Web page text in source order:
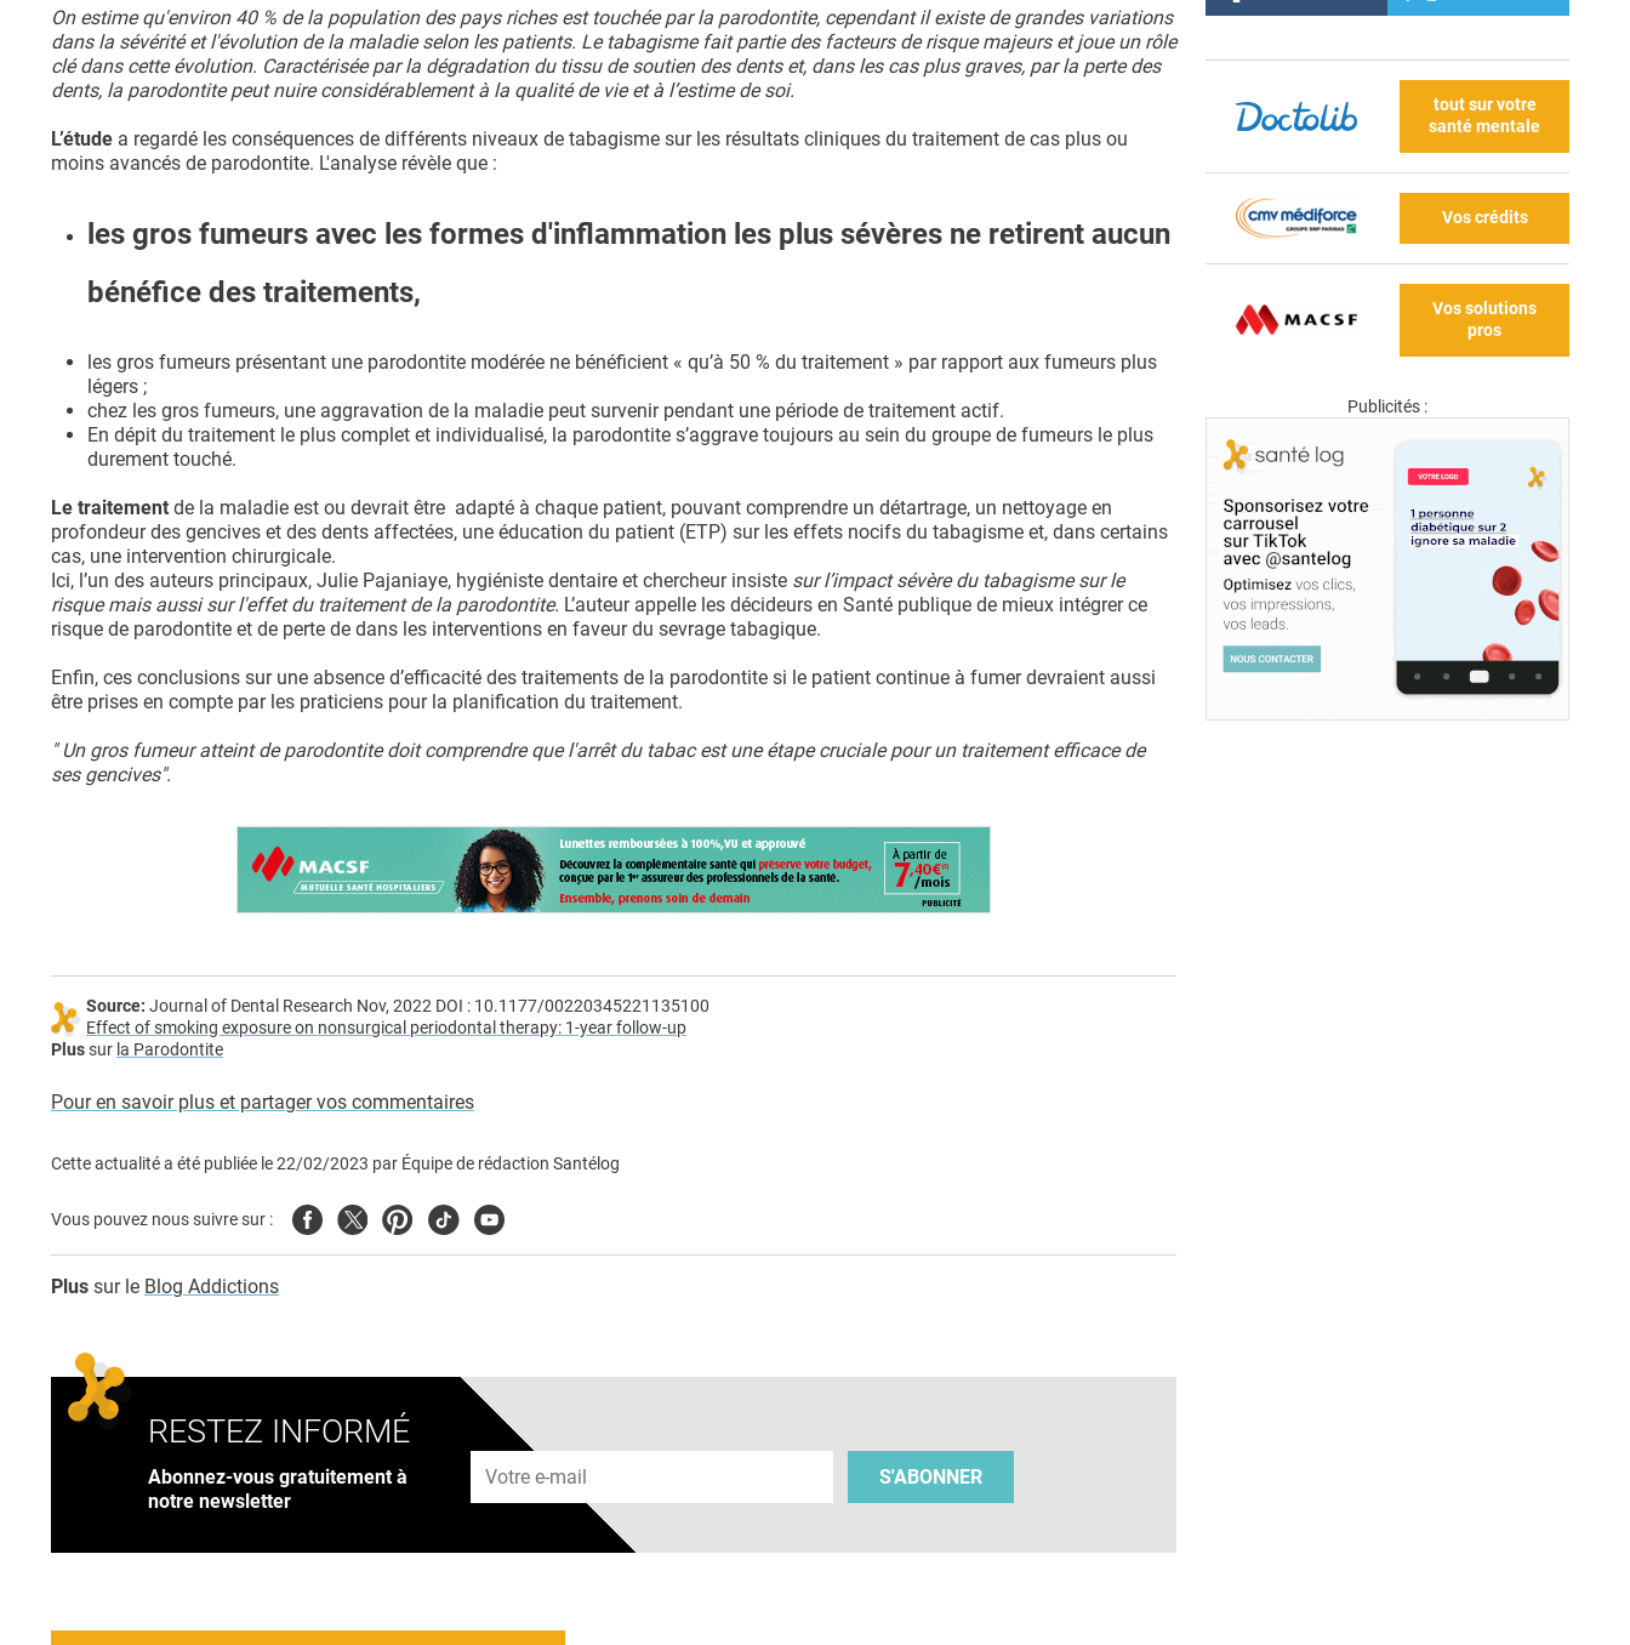
On estime qu'environ 40 % de la population des pays riches est touchée par la parodontite, cependant il existe de grandes variations
dans la sévérité et l'évolution de la maladie selon les patients. Le tabagisme fait partie des facteurs de risque majeurs et joue un rôle
clé dans cette évolution. Caractérisée par la dégradation du tissu de soutien des dents et, dans les cas plus graves, par la perte des
dents, la parodontite peut nuire considérablement à la qualité de vie et à l’estime de soi.
L’étude a regardé les conséquences de différents niveaux de tabagisme sur les résultats cliniques du traitement de cas plus ou
moins avancés de parodontite. L'analyse révèle que :
les gros fumeurs avec les formes d'inflammation les plus sévères ne retirent aucun
bénéfice des traitements,
les gros fumeurs présentant une parodontite modérée ne bénéficient « qu’à 50 % du traitement » par rapport aux fumeurs plus
légers ;
chez les gros fumeurs, une aggravation de la maladie peut survenir pendant une période de traitement actif.
En dépit du traitement le plus complet et individualisé, la parodontite s’aggrave toujours au sein du groupe de fumeurs le plus
durement touché.
Le traitement de la maladie est ou devrait être adapté à chaque patient, pouvant comprendre un détartrage, un nettoyage en
profondeur des gencives et des dents affectées, une éducation du patient (ETP) sur les effets nocifs du tabagisme et, dans certains
cas, une intervention chirurgicale.
Ici, l’un des auteurs principaux, Julie Pajaniaye, hygiéniste dentaire et chercheur insiste sur l’impact sévère du tabagisme sur le
risque mais aussi sur l'effet du traitement de la parodontite. L’auteur appelle les décideurs en Santé publique de mieux intégrer ce
risque de parodontite et de perte de dans les interventions en faveur du sevrage tabagique.
Enfin, ces conclusions sur une absence d’efficacité des traitements de la parodontite si le patient continue à fumer devraient aussi
être prises en compte par les praticiens pour la planification du traitement.
" Un gros fumeur atteint de parodontite doit comprendre que l'arrêt du tabac est une étape cruciale pour un traitement efficace de
ses gencives".
Source: Journal of Dental Research Nov, 2022 DOI : 10.1177/00220345221135100
Effect of smoking exposure on nonsurgical periodontal therapy: 1-year follow-up
Plussur la Parodontite
Pour en savoir plus et partager vos commentaires
Cette actualité a été publiée le22/02/2023 par Équipe de rédaction Santélog
Vous pouvez nous suivre sur : FacebookTwitterPinterest
TiktokYoutube
Plus sur le Blog Addictions
RESTEZ INFORMÉ
Abonnez-vous gratuitement à
notre newsletter
Adresse e-mail
S'ABONNER
tout sur votre
santé mentale
Vos crédits
Vos solutions
pros
Publicités :